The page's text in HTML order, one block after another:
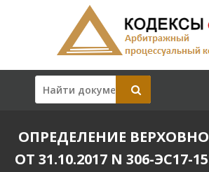
ОПРЕДЕЛЕНИЕ
ОТ 31.10.2017 N 306-ЭС17-